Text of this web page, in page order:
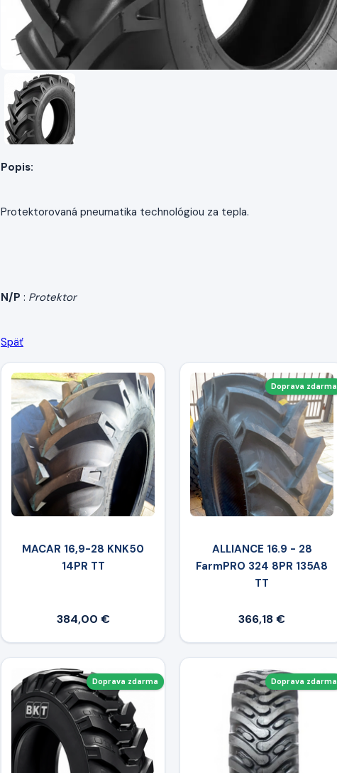
Popis:
Protektorovaná pneumatika technológiou za tepla.
N/P : Protektor
Späť
MACAR 16,9-28 KNK50
14PR TT
384,00 €
Doprava zdarma
ALLIANCE 16.9 - 28
FarmPRO 324 8PR 135A8
TT
366,18 €
Doprava zdarma Doprava zdarma